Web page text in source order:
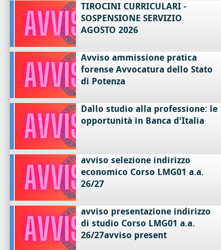
TIROCINI CURRICULARI -
SOSPENSIONE SERVIZIO
AGOSTO 2026
Avviso ammissione pratica
forense Avvocatura dello Stato
di Potenza
Dallo studio alla professione: le
opportunità in Banca d'Italia
avviso selezione indirizzo
economico Corso LMG01 a.a.
26/27
avviso presentazione indirizzo
di studio Corso LMG01 a.a.
26/27avviso present